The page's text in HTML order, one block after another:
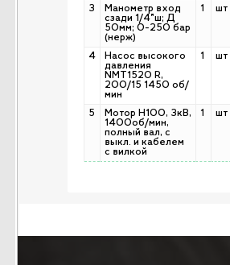
3
Манометр вход
сзади 1/4"ш; Д
50мм; 0-250 бар
(нерж)
1 шт
4
Насос высокого
давления
NMT1520 R,
200/15 1450 об/
мин
1 шт
5
Мотор Н100, 3кВ,
1400об/мин,
полный вал, с
выкл. и кабелем
с вилкой
1 шт